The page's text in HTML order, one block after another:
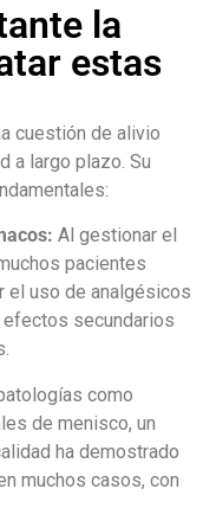
la
estas
cuestión de alivio
a largo plazo. Su
Al gestionar el
pacientes
el uso de analgésicos
secundarios
como
de menisco, un
ha demostrado
muchos casos, con